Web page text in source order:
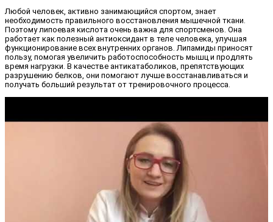
Любой человек, активно занимающийся спортом, знает
необходимость правильного восстановления мышечной ткани.
Поэтому липоевая кислота очень важна для спортсменов. Она
работает как полезный антиоксидант в теле человека, улучшая
функционирование всех внутренних органов. Липамиды приносят
пользу, помогая увеличить работоспособность мышц и продлять
время нагрузки. В качестве антикатаболиков, препятствующих
разрушению белков, они помогают лучше восстанавливаться и
получать больший результат от тренировочного процесса.